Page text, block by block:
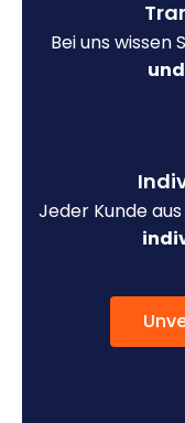
Bei uns wissen
Jeder Kunde